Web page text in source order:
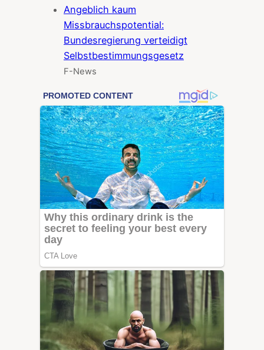
Angeblich kaum
Missbrauchspotential:
Bundesregierung verteidigt
Selbstbestimmungsgesetz
F-News